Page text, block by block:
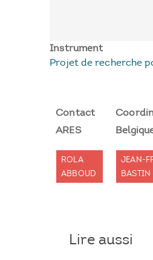
Instrument
Projet de recherche
Contact
ARES
ROLA
ABBOUD
JEAN-
BASTIN
Lire aussi